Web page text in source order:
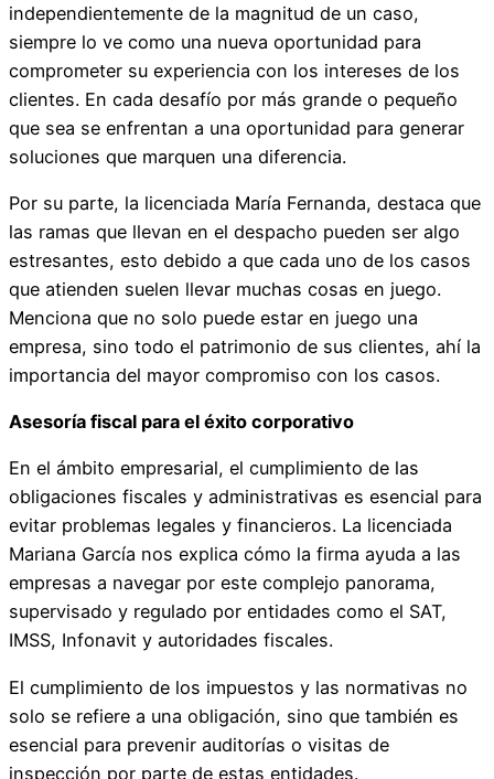
independientemente de la magnitud de un caso,
siempre lo ve como una nueva oportunidad para
comprometer su experiencia con los intereses de los
clientes. En cada desafío por más grande o pequeño
que sea se enfrentan a una oportunidad para generar
soluciones que marquen una diferencia.
Por su parte, la licenciada María Fernanda, destaca que
las ramas que llevan en el despacho pueden ser algo
estresantes, esto debido a que cada uno de los casos
que atienden suelen llevar muchas cosas en juego.
Menciona que no solo puede estar en juego una
empresa, sino todo el patrimonio de sus clientes, ahí la
importancia del mayor compromiso con los casos.
Asesoría fiscal para el éxito corporativo
En el ámbito empresarial, el cumplimiento de las
obligaciones fiscales y administrativas es esencial para
evitar problemas legales y financieros. La licenciada
Mariana García nos explica cómo la firma ayuda a las
empresas a navegar por este complejo panorama,
supervisado y regulado por entidades como el SAT,
IMSS, Infonavit y autoridades fiscales.
El cumplimiento de los impuestos y las normativas no
solo se refiere a una obligación, sino que también es
esencial para prevenir auditorías o visitas de
inspección por parte de estas entidades.